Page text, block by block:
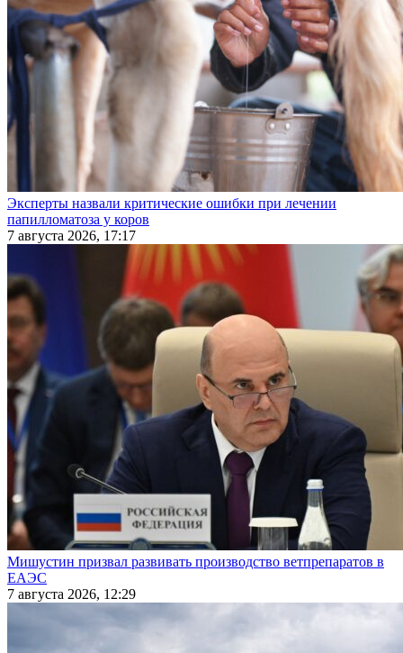
Эксперты назвали критические ошибки при лечении
папилломатоза у коров
7 августа 2026, 17:17
Мишустин призвал развивать производство ветпрепаратов в
ЕАЭС
7 августа 2026, 12:29